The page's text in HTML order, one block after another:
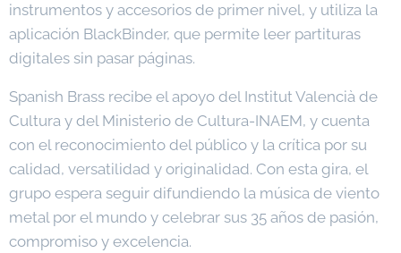
instrumentos y accesorios de primer nivel, y utiliza la
aplicación BlackBinder, que permite leer partituras
digitales sin pasar páginas.
Spanish Brass recibe el apoyo del Institut Valencià de
Cultura y del Ministerio de Cultura-INAEM, y cuenta
con el reconocimiento del público y la crítica por su
calidad, versatilidad y originalidad. Con esta gira, el
grupo espera seguir difundiendo la música de viento
metal por el mundo y celebrar sus 35 años de pasión,
compromiso y excelencia.